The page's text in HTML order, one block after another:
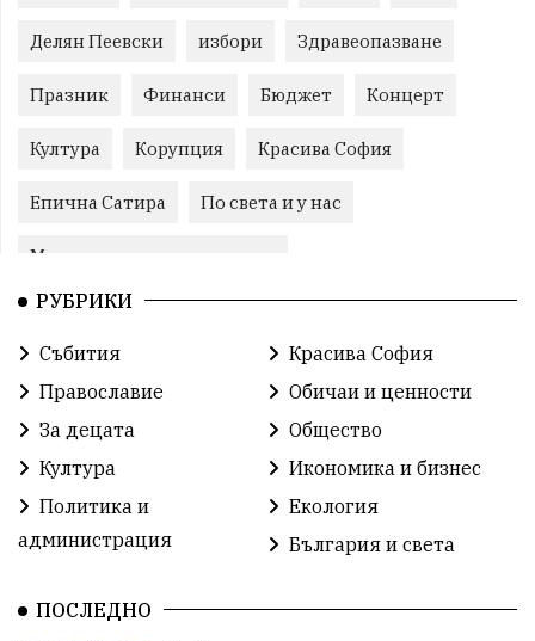
Делян Пеевски избори Здравеопазване
Празник Финанси Бюджет Концерт
Култура Корупция Красива София
Епична Сатира По света и у нас
Международни отношения
конституционен съд
българската общност Исторически парк
Доброволци Слатина
Икономика Красива България измама
РУБРИКИ
Събития
Красива София
Православие
Обичаи и ценности
За децата
Общество
Култура
Икономика и бизнес
Политика и
администрация
Екология
България и света
ПОСЛЕДНО